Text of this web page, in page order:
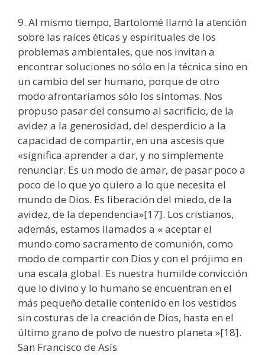
9. Al mismo tiempo, Bartolomé llamó la atención
sobre las raíces éticas y espirituales de los
problemas ambientales, que nos invitan a
encontrar soluciones no sólo en la técnica sino en
un cambio del ser humano, porque de otro
modo afrontaríamos sólo los síntomas. Nos
propuso pasar del consumo al sacrificio, de la
avidez a la generosidad, del desperdicio a la
capacidad de compartir, en una ascesis que
«significa aprender a dar, y no simplemente
renunciar. Es un modo de amar, de pasar poco a
poco de lo que yo quiero a lo que necesita el
mundo de Dios. Es liberación del miedo, de la
avidez, de la dependencia»[17]. Los cristianos,
además, estamos llamados a « aceptar el
mundo como sacramento de comunión, como
modo de compartir con Dios y con el prójimo en
una escala global. Es nuestra humilde convicción
que lo divino y lo humano se encuentran en el
más pequeño detalle contenido en los vestidos
sin costuras de la creación de Dios, hasta en el
último grano de polvo de nuestro planeta »[18].
San Francisco de Asís